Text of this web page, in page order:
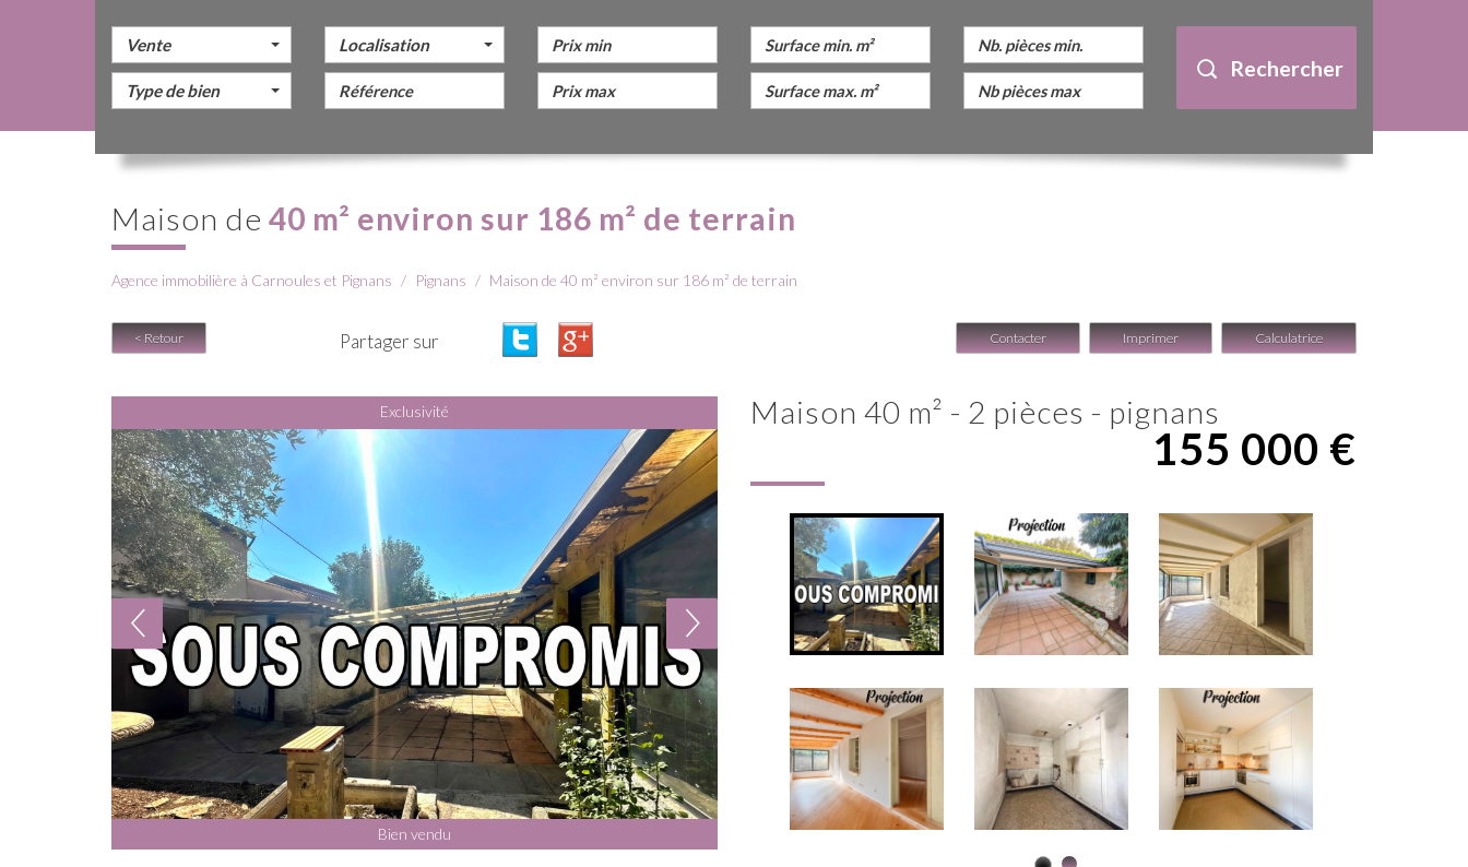
Vente
Type de bien
Localisation
Rechercher
maison de 40 m² environ sur 186 m² de terrain
Agence immobilière à Carnoules et Pignans Pignans Maison de 40 m² environ sur 186 m² de terrain
< Retour Partager sur Contacter Imprimer Calculatrice
Bien vendu
Exclusivité maison 40 m² - 2 pièces - pignans
155 000 €